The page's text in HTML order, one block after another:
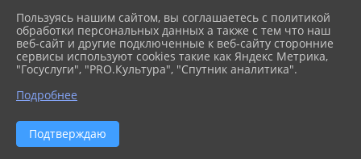
Пользуясь нашим сайтом, вы соглашаетесь с политикой
обработки персональных данных а также с тем что наш
веб-сайт и другие подключенные к веб-сайту сторонние
сервисы используют cookies такие как Яндекс Метрика,
"Госуслуги", "PRO.Культура", "Спутник аналитика".
Подробнее
Подтверждаю